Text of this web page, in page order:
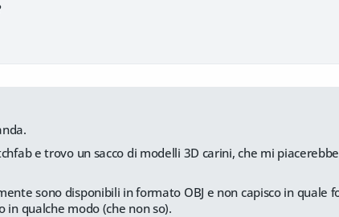
e trovo un sacco di modelli 3D carini, che mi
sono disponibili in formato OBJ e non capisco in quale
in qualche modo (che non so).